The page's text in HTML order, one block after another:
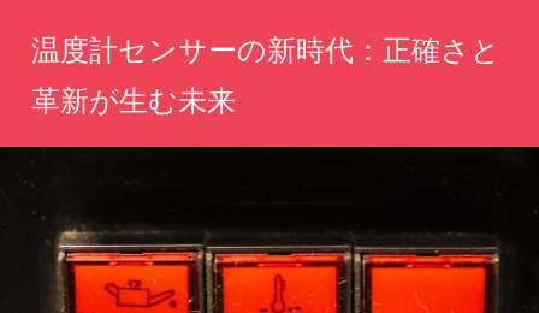
ツ
温度計センサーの新時代：正確さと
革新が生む未来
来
の
計
測